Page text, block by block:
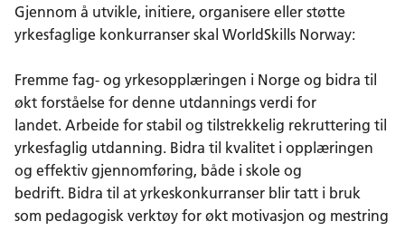
k
n
Gjennom å utvikle, initiere, organisere eller støtte
yrkesfaglige konkurranser skal WorldSkills Norway:
Fremme fag- og yrkesopplæringen i Norge og bidra til
økt forståelse for denne utdannings verdi for
landet. Arbeide for stabil og tilstrekkelig rekruttering til
yrkesfaglig utdanning. Bidra til kvalitet i opplæringen
og effektiv gjennomføring, både i skole og
bedrift. Bidra til at yrkeskonkurranser blir tatt i bruk
som pedagogisk verktøy for økt motivasjon og mestring